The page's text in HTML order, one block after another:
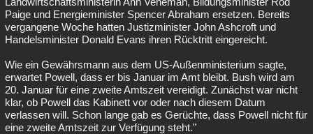
Paige und Energieminister Spencer Abraham ersetzen. Bereits
vergangene Woche hatten Justizminister John Ashcroft und
Handelsminister Donald Evans ihren Rücktritt eingereicht.
Wie ein Gewährsmann aus dem US-Außenministerium sagte,
erwartet Powell, dass er bis Januar im Amt bleibt. Bush wird am
20. Januar für eine zweite Amtszeit vereidigt. Zunächst war nicht
klar, ob Powell das Kabinett vor oder nach diesem Datum
verlassen will. Schon lange gab es Gerüchte, dass Powell nicht für
eine zweite Amtszeit zur Verfügung steht."